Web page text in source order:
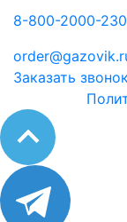
8-800-2000-230
Заказать звонок